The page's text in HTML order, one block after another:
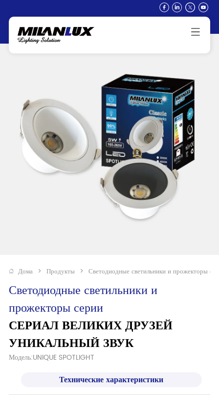
Дома > Продукты > Светодиодные светильники и прожекторы
Светодиодные светильники и
прожекторы серии
СЕРИАЛ ВЕЛИКИХ ДРУЗЕЙ
УНИКАЛЬНЫЙ ЗВУК
Модель:UNIQUE SPOTLIGHT
Технические характеристики